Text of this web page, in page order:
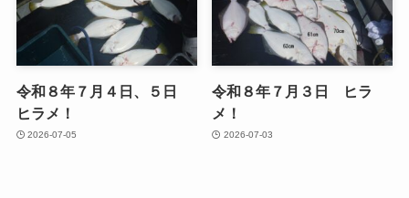
令和８年７月４日、５日
ヒラメ！
2026-07-05
令和８年７月３日 ヒラ
メ！
2026-07-03